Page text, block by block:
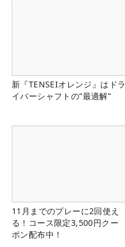
新『TENSEIオレンジ』はドラ
イバーシャフトの“最適解”
11月までのプレーに2回使え
る！コース限定3,500円クー
ポン配布中！